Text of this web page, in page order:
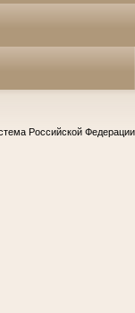
Российской